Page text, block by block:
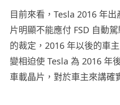
目前來看，Tesla 2016 年
片明顯不能應付 FSD 自動
的裁定，2016 年以後的車
變相迫使 Tesla 為 2016 年
車載晶片，對於車主來講確